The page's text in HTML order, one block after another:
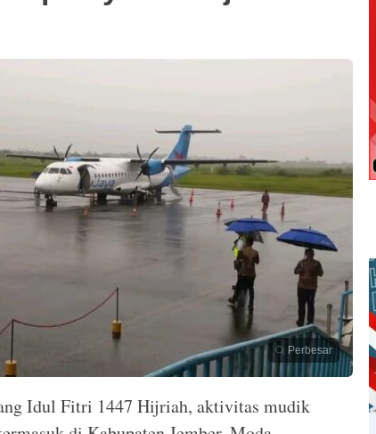
Perbesar
Idul Fitri 1447 Hijriah, aktivitas mudik